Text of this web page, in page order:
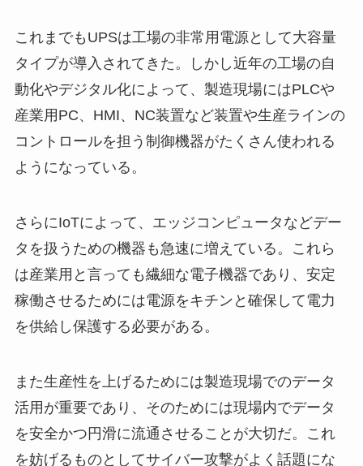
これまでもUPSは工場の非常用電源として大容量
タイプが導入されてきた。しかし近年の工場の自
動化やデジタル化によって、製造現場にはPLCや
産業用PC、HMI、NC装置など装置や生産ラインの
コントロールを担う制御機器がたくさん使われる
ようになっている。
さらにIoTによって、エッジコンピュータなどデー
タを扱うための機器も急速に増えている。これら
は産業用と言っても繊細な電子機器であり、安定
稼働させるためには電源をキチンと確保して電力
を供給し保護する必要がある。
また生産性を上げるためには製造現場でのデータ
活用が重要であり、そのためには現場内でデータ
を安全かつ円滑に流通させることが大切だ。これ
を妨げるものとしてサイバー攻撃がよく話題にな